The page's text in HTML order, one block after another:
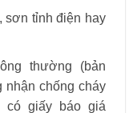
sơn tỉnh điện hay
thường (bản
nhận chống cháy
có giấy báo giá